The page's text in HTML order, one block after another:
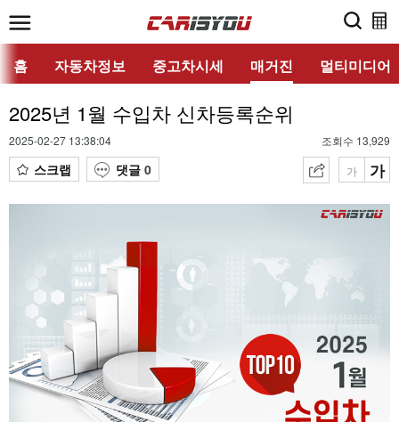
홈 자동차정보 중고차시세 매거진 멀티미디어
2025년 1월 수입차 신차등록순위
2025-02-27 13:38:04 조회수 13,929
스크랩 댓글 0 가 가